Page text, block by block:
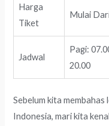
Harga
Tiket
Mulai
Jadwal
Pagi:
20.00
Sebelum kita
Indonesia, mari kita